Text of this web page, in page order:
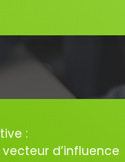
:
d’influence